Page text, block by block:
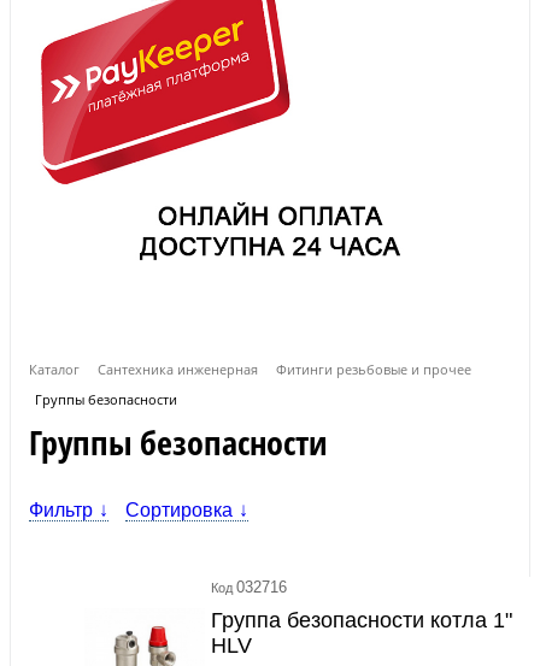
Каталог Сантехника инженерная
Фитинги резьбовые и прочее
Группы безопасности
Группы безопасности
Фильтр Сортировка
Код 032716
Группа безопасности котла 1"
HLV